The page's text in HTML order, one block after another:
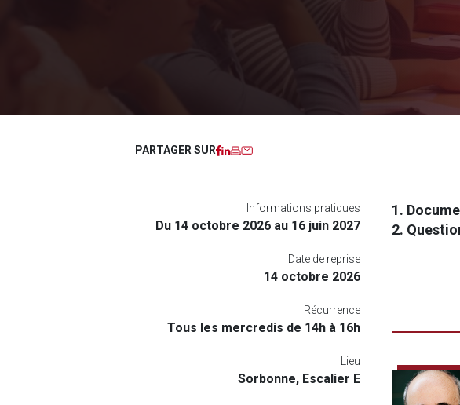
PARTAGER SUR Facebook
LinkedIn
Imprimer
Informations pratiques
Du 14 octobre 2026 au 16 juin 2027
Date de reprise
14 octobre 2026
Récurrence
Tous les mercredis de 14h à 16h
Lieu
Sorbonne, Escalier E
1.
2.